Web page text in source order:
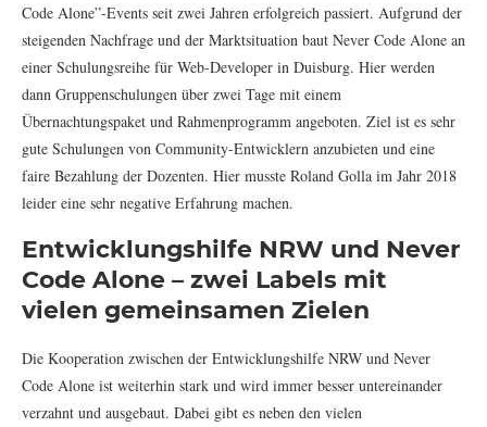
Code Alone”-Events seit zwei Jahren erfolgreich passiert. Aufgrund der
steigenden Nachfrage und der Marktsituation baut Never Code Alone an
einer Schulungsreihe für Web-Developer in Duisburg. Hier werden
dann Gruppenschulungen über zwei Tage mit einem
Übernachtungspaket und Rahmenprogramm angeboten. Ziel ist es sehr
gute Schulungen von Community-Entwicklern anzubieten und eine
faire Bezahlung der Dozenten. Hier musste Roland Golla im Jahr 2018
leider eine sehr negative Erfahrung machen.
Entwicklungshilfe NRW und Never
Code Alone – zwei Labels mit
vielen gemeinsamen Zielen
Die Kooperation zwischen der Entwicklungshilfe NRW und Never
Code Alone ist weiterhin stark und wird immer besser untereinander
verzahnt und ausgebaut. Dabei gibt es neben den vielen